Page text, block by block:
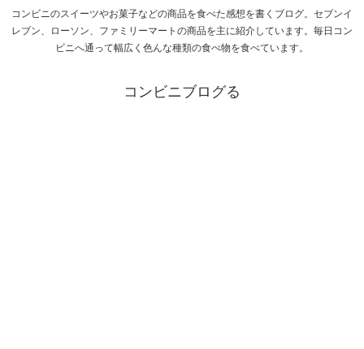
コンビニのスイーツやお菓子などの商品を食べた感想を書くブログ。セブンイ
レブン、ローソン、ファミリーマートの商品を主に紹介しています。毎日コン
ビニへ通って幅広く色んな種類の食べ物を食べています。
コンビニブログる